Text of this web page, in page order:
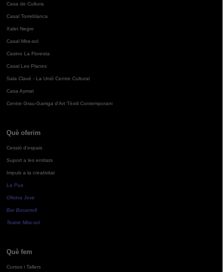
Casa de Cultura
Casal Torreblanca
Xalet Negre
Casal Mira-sol
Casino La Floresta
Casal Les Planes
Sala Clavé - La Unió Centre Cultural
Casa Aymat
Centre Grau-Garriga d'Art Tèxtil Contemporani
Què oferim
Cessió d'espais
Suport a les entitats
Impuls a la creativitat
La Pua
Oficina Jove
Bar Bocamoll
Teatre Mira-sol
Què fem
Cursos i Tallers